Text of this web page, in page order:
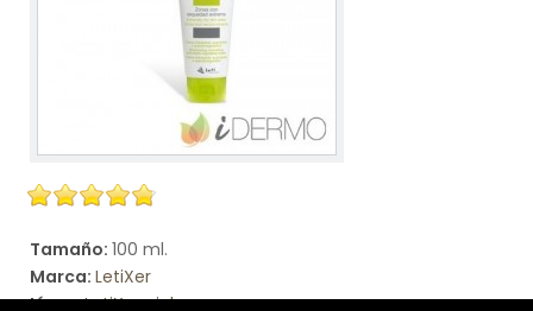
Tamaño: 100 ml.
Marca: LetiXer
Línea:LetiXer piel seca